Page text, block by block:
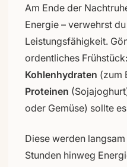
Am Ende der
Energie – verwehrst
Leistungsfähigkeit.
ordentliches
Kohlenhydraten (zum
Proteinen
oder Gemüse) sollte
Diese werden
Stunden hinweg